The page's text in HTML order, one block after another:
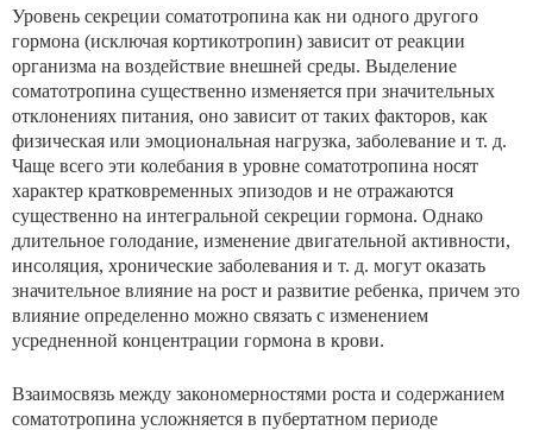
Уровень секреции соматотропина как ни одного другого
гормона (исключая кортикотропин) зависит от реакции
организма на воздействие внешней среды. Выделение
соматотропина существенно изменяется при значи­тельных
отклонениях питания, оно зависит от таких фак­торов, как
физическая или эмоциональная нагрузка, за­болевание и т. д.
Чаще всего эти колебания в уровне со­матотропина носят
характер кратковременных эпизодов и не отражаются
существенно на интегральной секреции гормона. Однако
длительное голодание, изменение дви­гательной активности,
инсоляция, хронические заболева­ния и т. д. могут оказать
значительное влияние на рост и развитие ребенка, причем это
влияние определенно можно связать с изменением
усредненной концентрации гормона в крови.
Взаимосвязь между закономерностями роста и содержанием
соматотропина усложняется в пубертатном периоде